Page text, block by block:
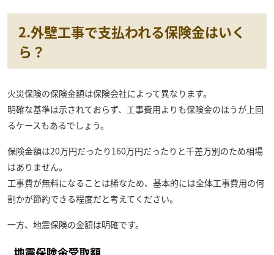
2.外壁工事で支払われる保険金はいく
ら？
火災保険の保険金額は保険会社によって異なります。
明確な基準は示されておらず、工事費用よりも保険金のほうが上回
るケースもあるでしょう。
保険金額は20万円だったり160万円だったりと千差万別のため相場
はありません。
工事費が無料になることは稀なため、基本的には全体工事費用の何
割かが節約できる程度だと考えてください。
一方、地震保険の金額は明確です。